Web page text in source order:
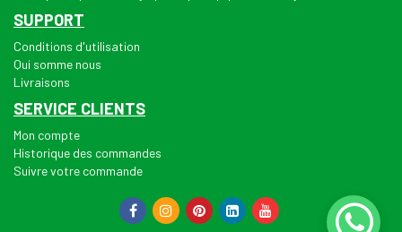
SUPPORT
Conditions d'utilisation
Qui somme nous
Livraisons
SERVICE CLIENTS
Mon compte
Historique des commandes
Suivre votre commande